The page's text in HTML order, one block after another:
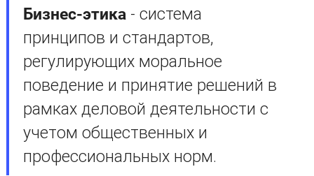
Бизнес-этика- система
принципов и стандартов,
регулирующих моральное
поведение и принятие решений в
рамках деловой деятельности с
учетом общественных и
профессиональных норм.